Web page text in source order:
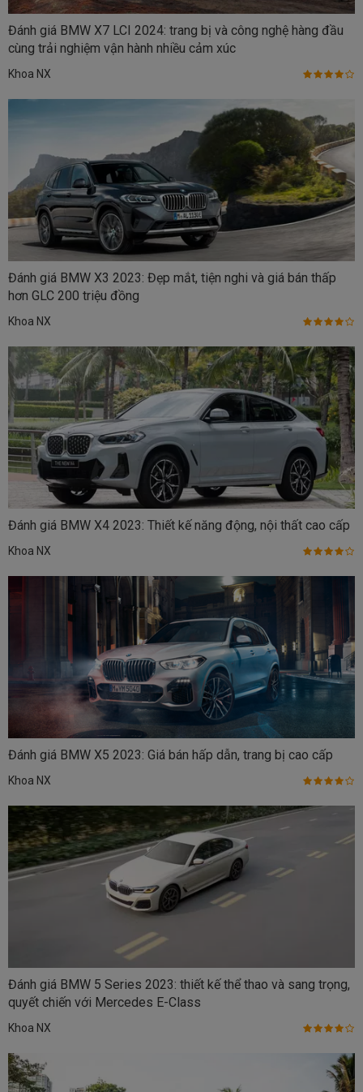
Đánh giá BMW X7 LCI 2024: trang bị và công nghệ hàng đầu
cùng trải nghiệm vận hành nhiều cảm xúc
Khoa NX
Đánh giá BMW X3 2023: Đẹp mắt, tiện nghi và giá bán thấp
hơn GLC 200 triệu đồng
Khoa NX
Đánh giá BMW X4 2023: Thiết kế năng động, nội thất cao cấp
Khoa NX
Đánh giá BMW X5 2023: Giá bán hấp dẫn, trang bị cao cấp
Khoa NX
Đánh giá BMW 5 Series 2023: thiết kế thể thao và sang trọng,
quyết chiến với Mercedes E-Class
Khoa NX